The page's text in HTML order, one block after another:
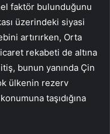
faktör bulunduğunu
üzerindeki siyasi
artırırken, Orta
rekabeti de altına
bunun yanında Çin
ülkenin rezerv
taşıdığına